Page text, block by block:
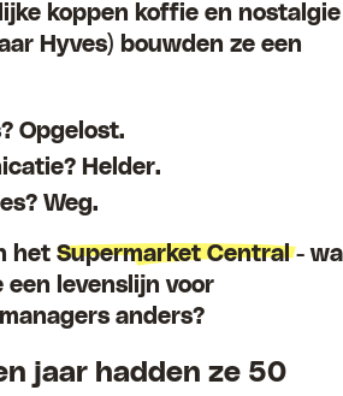
koppen koffie en nostalgie
Hyves) bouwden ze een
Opgelost.
Helder.
Weg.
hetSupermarket Central-
een levenslijn voor
anders?
jaar hadden ze 50